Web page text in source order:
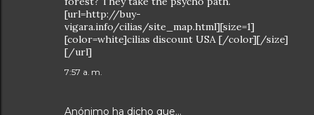
[url=http://buy-
vigara.info/cilias/site_map.html][size=1]
[color=white]cilias discount USA [/color][/size]
[/url]
7:57 a. m.
Anónimo ha dicho que…